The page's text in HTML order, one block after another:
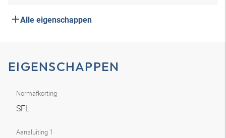
Alle eigenschappen
EIGENSCHAPPEN
Normafkorting
SFL
Aansluiting 1